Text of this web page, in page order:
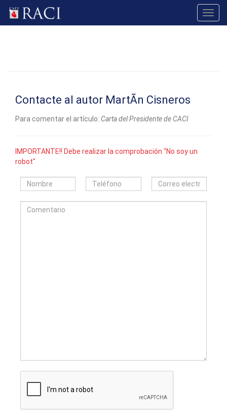
Contacte al autor MartÃ­n Cisneros
Para comentar el artículo: Carta del Presidente de CACI
IMPORTANTE!! Debe realizar la comprobación "No soy un
robot"